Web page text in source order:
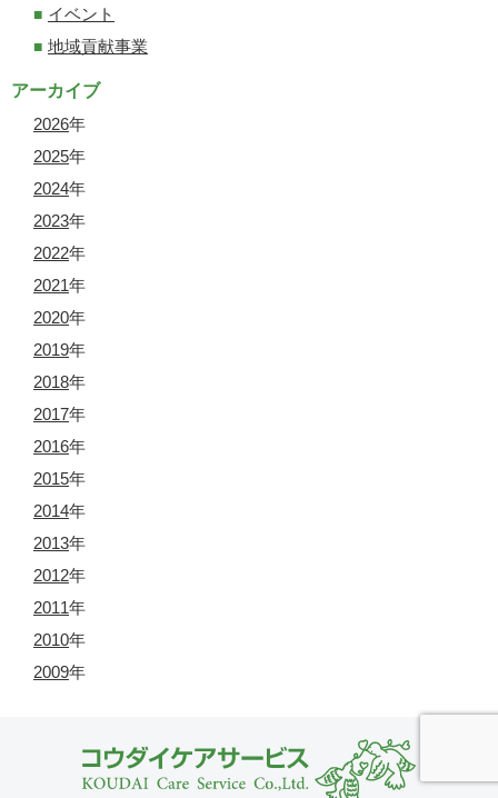
イベント
地域貢献事業
アーカイブ
2026年
2025年
2024年
2023年
2022年
2021年
2020年
2019年
2018年
2017年
2016年
2015年
2014年
2013年
2012年
2011年
2010年
2009年